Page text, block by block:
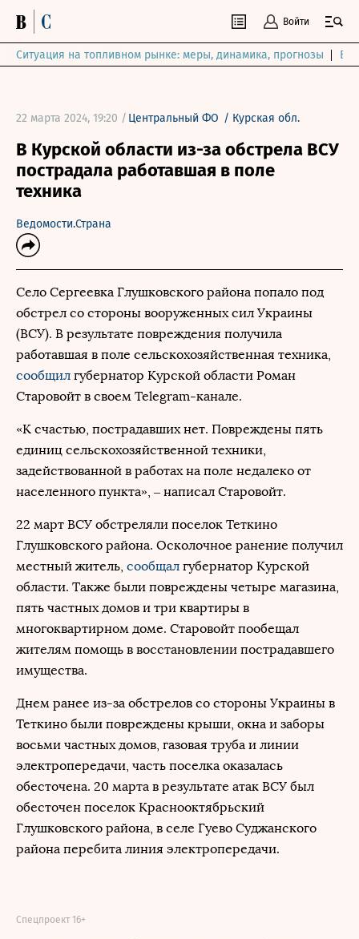
Войти
Ситуация на топливном рынке: меры, динамика, прогнозы
22 марта 2024, 19:20 / Центральный ФО / Курская обл.
В Курской области из-за обстрела ВСУ
пострадала работавшая в поле
техника
Ведомости.Страна
Село Сергеевка Глушковского района попало под
обстрел со стороны вооруженных сил Украины
(ВСУ). В результате повреждения получила
работавшая в поле сельскохозяйственная техника,
сообщил губернатор Курской области Роман
Старовойт в своем Telegram-канале.
«К счастью, пострадавших нет. Повреждены пять
единиц сельскохозяйственной техники,
задействованной в работах на поле недалеко от
населенного пункта», – написал Старовойт.
22 март ВСУ обстреляли поселок Теткино
Глушковского района. Осколочное ранение получил
местный житель, сообщал губернатор Курской
области. Также были повреждены четыре магазина,
пять частных домов и три квартиры в
многоквартирном доме. Старовойт пообещал
жителям помощь в восстановлении пострадавшего
имущества.
Днем ранее из-за обстрелов со стороны Украины в
Теткино были повреждены крыши, окна и заборы
восьми частных домов, газовая труба и линии
электропередачи, часть поселка оказалась
обесточена. 20 марта в результате атак ВСУ был
обесточен поселок Краснооктябрьский
Глушковского района, в селе Гуево Суджанского
района перебита линия электропередачи.
Спецпроект 16+